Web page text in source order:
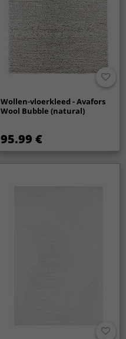
Wollen-vloerkleed - Avafors
Wool Bubble (natural)
95.99 €